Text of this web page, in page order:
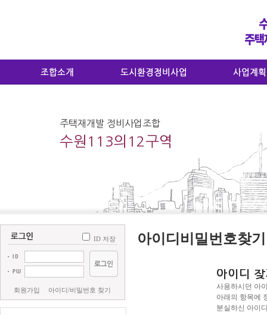
운영규정
건축개요3
일정관리
주택재개발 정비사업조합
수원113의12구역
ID 저장
회원가입 아이디/비밀번호 찾기
아이디비밀번호찾기
아이디
사용하시던 아
아래의 항목에
분실하신 아이